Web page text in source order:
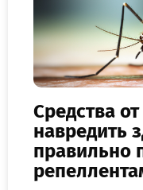
Средства
навредить
правильно